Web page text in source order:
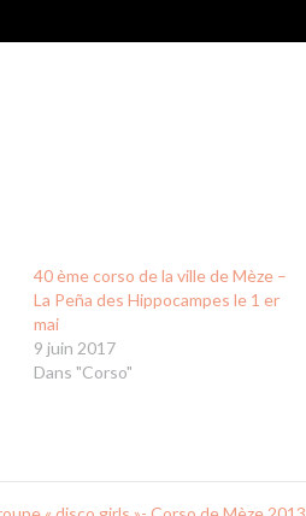
40 ème corso de la ville de Mèze –
La Peña des Hippocampes le 1 er
mai
9 juin 2017
Dans "Corso"